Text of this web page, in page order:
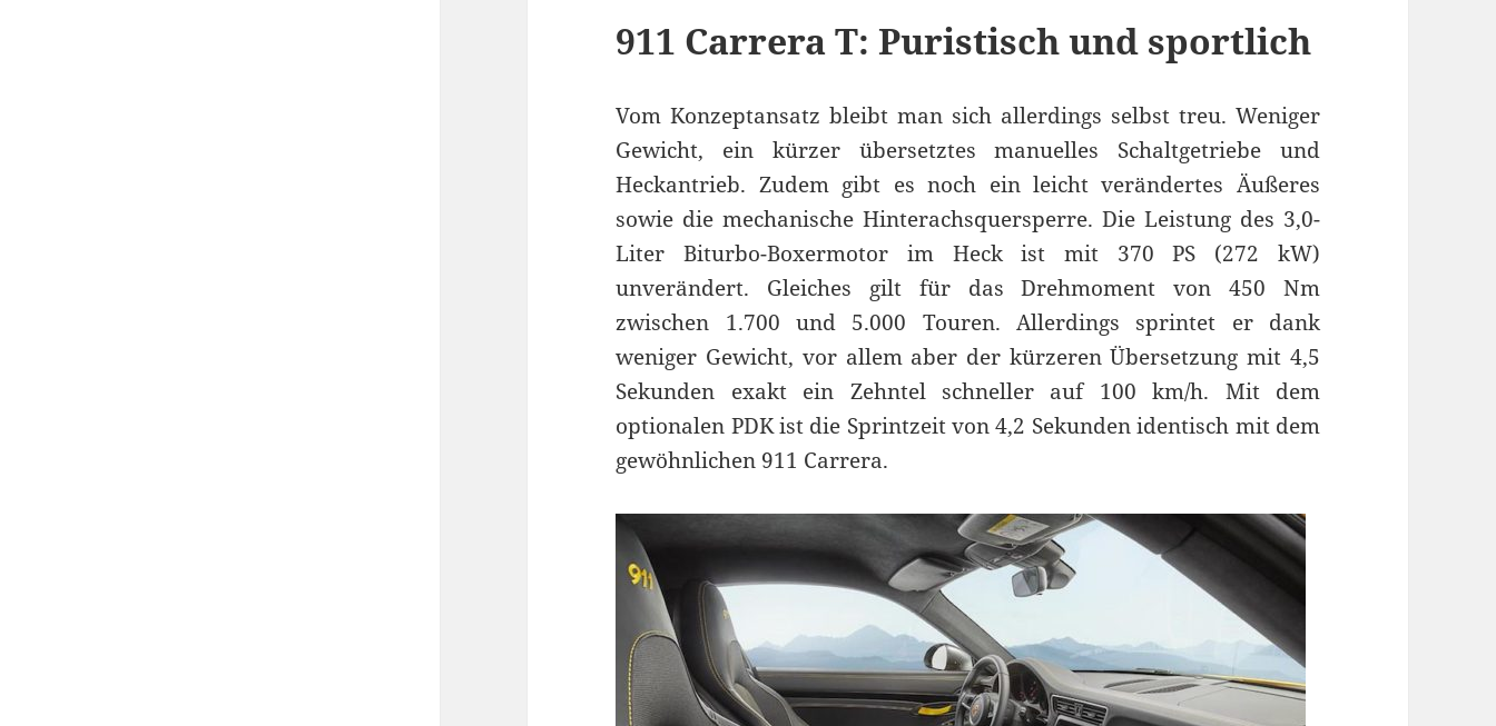
911 Carrera T: Puristisch und sportlich
Vom Konzeptansatz bleibt man sich allerdings selbst treu. Weniger
Gewicht, ein kürzer übersetztes manuelles Schaltgetriebe und
Heckantrieb. Zudem gibt es noch ein leicht verändertes Äußeres
sowie die mechanische Hinterachsquersperre. Die Leistung des 3,0-
Liter Biturbo-Boxermotor im Heck ist mit 370 PS (272 kW)
unverändert. Gleiches gilt für das Drehmoment von 450 Nm
zwischen 1.700 und 5.000 Touren. Allerdings sprintet er dank
weniger Gewicht, vor allem aber der kürzeren Übersetzung mit 4,5
Sekunden exakt ein Zehntel schneller auf 100 km/h. Mit dem
optionalen PDK ist die Sprintzeit von 4,2 Sekunden identisch mit dem
gewöhnlichen 911 Carrera.